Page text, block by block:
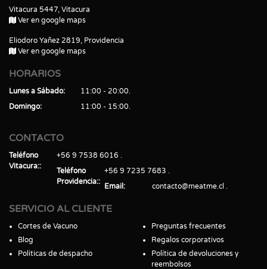
Vitacura 5447, Vitacura
Ver en google maps
Eliodoro Yañez 2819, Providencia
Ver en google maps
HORARIOS
Lunes a Sábado
11:00 - 20:00
Domingo
11:00 - 15:00
CONTACTO
Teléfono
Vitacura:
+56 9 7538 6016
Teléfono
Providencia:
+56 9 7235 7683
Email
contacto@meatme.cl
SERVICIO AL CLIENTE
Cortes de Vacuno
Blog
Políticas de despacho
Preguntas frecuentes
Regalos corporativos
Política de devoluciones y
reembolsos